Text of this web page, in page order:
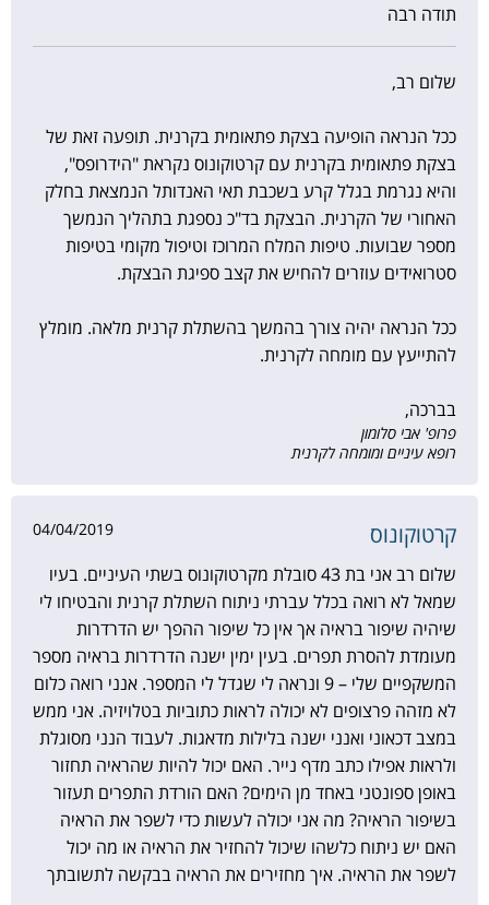
תודה רבה
שלום רב,
ככל הנראה הופיעה בצקת פתאומית בקרנית. תופעה זאת של
בצקת פתאומית בקרנית עם קרטוקונוס נקראת "הידרופס",
והיא נגרמת בגלל קרע בשכבת תאי האנדותל הנמצאת בחלק
האחורי של הקרנית. הבצקת בד"כ נספגת בתהליך הנמשך
מספר שבועות. טיפות המלח המרוכז וטיפול מקומי בטיפות
סטרואידים עוזרים להחיש את קצב ספיגת הבצקת.
ככל הנראה יהיה צורך בהמשך בהשתלת קרנית מלאה. מומלץ
להתייעץ עם מומחה לקרנית.
בברכה,
פרופ' אבי סלומון
רופא עיניים ומומחה לקרנית
קרטוקונוס 04/04/2019
שלום רב אני בת 43 סובלת מקרטוקונוס בשתי העיניים. בעיו
שמאל לא רואה בכלל עברתי ניתוח השתלת קרנית והבטיחו לי
שיהיה שיפור בראיה אך אין כל שיפור ההפך יש הדרדרות
מעומדת להסרת תפרים. בעין ימין ישנה הדרדרות בראיה מספר
המשקפיים שלי – 9 ונראה לי שגדל לי המספר. אנני רואה כלום
לא מזהה פרצופים לא יכולה לראות כתוביות בטלויזיה. אני ממש
במצב דכאוני ואנני ישנה בלילות מדאגות. לעבוד הנני מסוגלת
ולראות אפילו כתב מדף נייר. האם יכול להיות שהראיה תחזור
באופן ספונטני באחד מן הימים? האם הורדת התפרים תעזור
בשיפור הראיה? מה אני יכולה לעשות כדי לשפר את הראיה
האם יש ניתוח כלשהו שיכול להחזיר את הראיה או מה יכול
לשפר את הראיה. איך מחזירים את הראיה בבקשה לתשובתך